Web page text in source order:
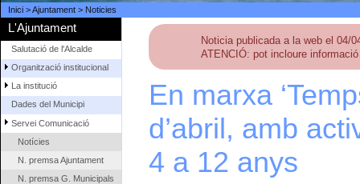
Inici>Ajuntament> Noticies
L'Ajuntament
Salutació de l'Alcalde
Organització institucional
La institució
Dades del Municipi
Servei Comunicació
Notícies
N. premsa Ajuntament
N. premsa G. Municipals
Noticia publicada a la web el 04/
ATENCIÓ: pot incloure
En marxa
d’abril, amb
4 a 12 anys